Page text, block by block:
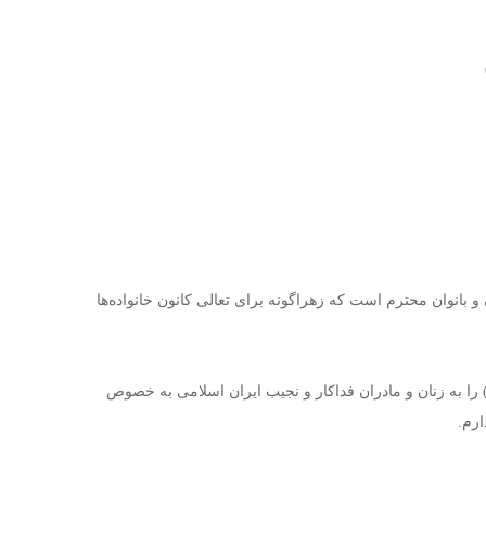
محترم است که زهراگونه برای تعالی کانون خانواده‌ها
به زنان و مادران فداکار و نجیب ایران اسلامی به خصوص